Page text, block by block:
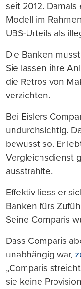
seit 2012.
Modell im
UBS-Urteils als
Die Banken
Sie lassen ihre
die Retros von
verzichten.
Bei Eislers
undurchsichtig.
bewusst so. Er
Vergleichsdienst
ausstrahlte.
Effektiv liess er
Banken fürs
Seine Comparis
Dass Comparis
unabhängig war,
„Comparis
sie keine